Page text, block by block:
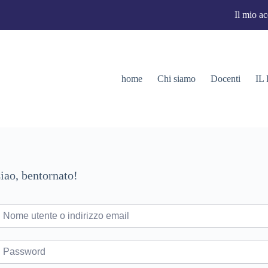
Il mio
home Chi siamo Docenti IL
bentornato!